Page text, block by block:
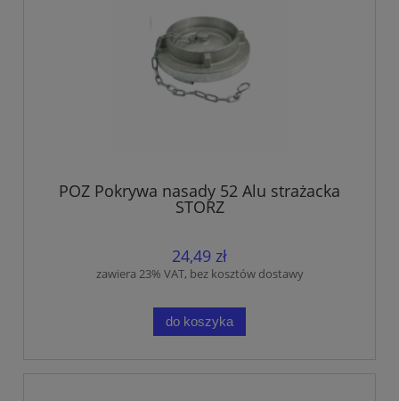
POZ Pokrywa nasady 52 Alu strażacka
STORZ
24,49 zł
zawiera 23% VAT, bez kosztów dostawy
do koszyka